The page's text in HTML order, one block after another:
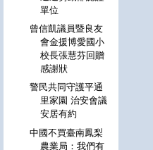
單位
曾信凱議員暨良友
會金援博愛國小
校長張慧芬回贈
感謝狀
警民共同守護平通
里家園 治安會議
安居有約
中國不買臺南鳳梨
農業局：我們有